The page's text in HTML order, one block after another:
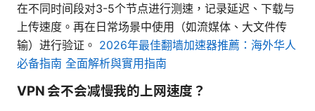
在不同时间段对3-5个节点进行测速，记录延迟、下载与
上传速度。再在日常场景中使用（如流媒体、大文件传
输）进行验证。 2026年最佳翻墙加速器推薦：海外华人
必备指南 全面解析與實用指南
VPN 会不会减慢我的上网速度？